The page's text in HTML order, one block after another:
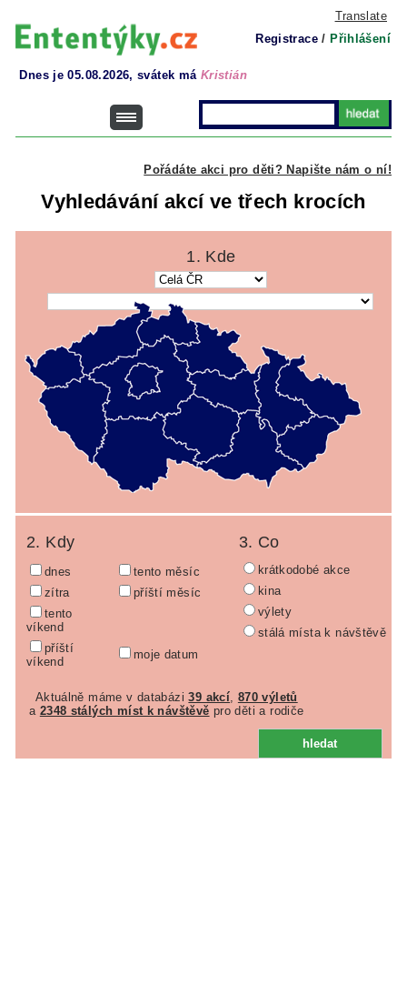
Translate
Registrace / Přihlášení
Dnes je 05.08.2026, svátek má Kristián
Pořádáte akci pro děti? Napište nám o ní!
Vyhledávání akcí ve třech krocích
1. Kde
Aktuálně máme v databázi39 akcí, 870 výletů
a 2348 stálých míst k návštěvě pro děti a rodiče
2. Kdy
dnes
tento měsíc
zítra
příští měsíc
tento
víkend
příští
víkend
moje datum
3. Co
krátkodobé akce
kina
výlety
stálá místa k návštěvě